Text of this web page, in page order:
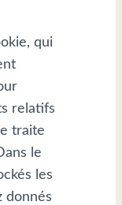
qui
relatifs
traite
le
les
donnés